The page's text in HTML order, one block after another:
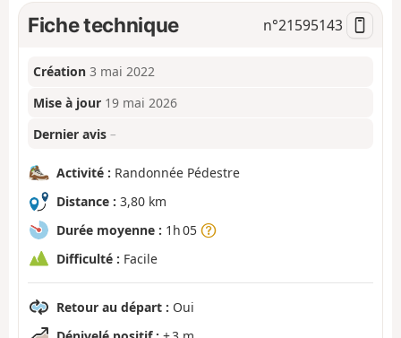
Fiche technique n°21595143
Création 3 mai 2022
Mise à jour 19 mai 2026
Dernier avis –
Activité : Randonnée Pédestre
Distance : 3,80 km
Durée moyenne : 1h 05
Difficulté : Facile
Retour au départ : Oui